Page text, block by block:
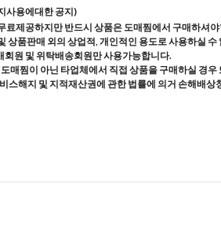
사용에대한 공지)
료제공하지만 반드시 상품은 도매찜에서 구매하셔
상품판매 외의 상업적, 개인적인 용도로 사용하실 수
회원 및 위탁배송회원만 사용가능합니다.
매찜이 아닌 타업체에서 직접 상품을 구매하실 경
스해지 및 지적재산권에 관한 법률에 의거 손해배상